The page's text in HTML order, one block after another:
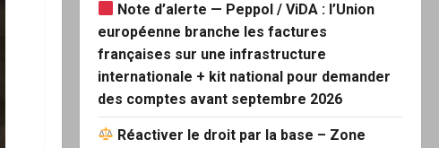
Note d’alerte — Peppol / ViDA : l’Union
européenne branche les factures
françaises sur une infrastructure
internationale + kit national pour demander
des comptes avant septembre 2026
Réactiver le droit par la base – Zone